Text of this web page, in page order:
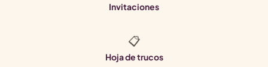
Invitaciones
📋
Hoja de trucos